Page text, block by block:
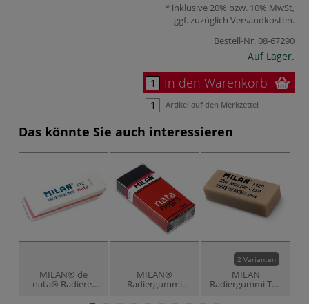
inklusive 20% bzw. 10% MwSt,
ggf. zuzüglich Versandkosten.
Bestell-Nr.08-67290
Auf Lager.
In den Warenkorb
Artikel auf den Merkzettel
Das könnte Sie auch interessieren
MILAN® de
nata® Radierer
612
MILAN®
Radiergummi
Schwarz
2 Varianten
MILAN
Radiergummi The
Master Gum